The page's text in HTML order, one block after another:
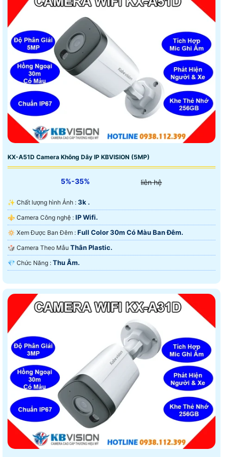
KX-A51D Camera Không Dây IP KBVISION (5MP)
5%-35% liên hệ
✨ Chất lượng hình Ảnh : 3k .
⚜️ Camera Công nghệ : IP Wifi.
🔅 Xem Được Ban Đêm : Full Color 30m Có Màu Ban Ðêm.
🎲 Camera Theo Mẫu Thân Plastic.
️💎 Chức Năng : Thu Âm.